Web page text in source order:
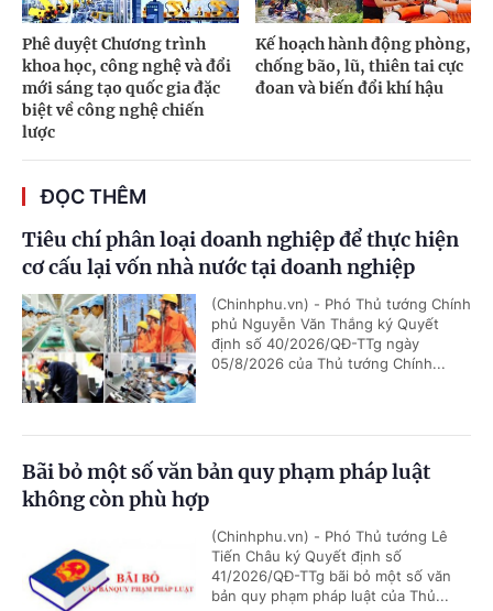
Phê duyệt Chương trình
khoa học, công nghệ và đổi
mới sáng tạo quốc gia đặc
biệt về công nghệ chiến
lược
Kế hoạch hành động phòng,
chống bão, lũ, thiên tai cực
đoan và biến đổi khí hậu
ĐỌC THÊM
Tiêu chí phân loại doanh nghiệp để thực hiện
cơ cấu lại vốn nhà nước tại doanh nghiệp
(Chinhphu.vn) - Phó Thủ tướng Chính
phủ Nguyễn Văn Thắng ký Quyết
định số 40/2026/QĐ-TTg ngày
05/8/2026 của Thủ tướng Chính...
Bãi bỏ một số văn bản quy phạm pháp luật
không còn phù hợp
(Chinhphu.vn) - Phó Thủ tướng Lê
Tiến Châu ký Quyết định số
41/2026/QĐ-TTg bãi bỏ một số văn
bản quy phạm pháp luật của Thủ...